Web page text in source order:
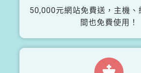
50,000元網站免費送，主機、
間也免費使用！